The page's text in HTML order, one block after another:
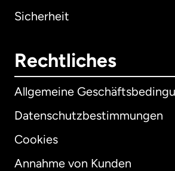
Sicherheit
Rechtliches
Allgemeine
Datenschutzbestimmungen
Cookies
Annahme von Kunden